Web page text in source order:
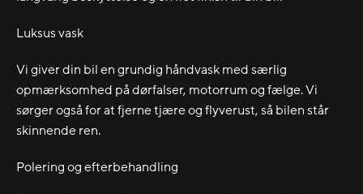
Luksus vask
Vi giver din bil en grundig håndvask med særlig
opmærksomhed på dørfalser, motorrum og fælge. Vi
sørger også for at fjerne tjære og flyverust, så bilen står
skinnende ren.
Polering og efterbehandling